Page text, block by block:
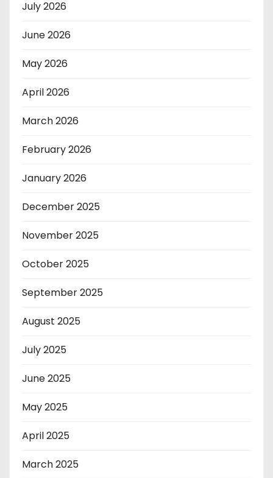
July 2026
June 2026
May 2026
April 2026
March 2026
February 2026
January 2026
December 2025
November 2025
October 2025
September 2025
August 2025
July 2025
June 2025
May 2025
April 2025
March 2025